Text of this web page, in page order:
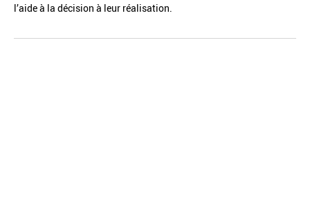
Réinitialiser Fermer la recherche avancée
l’aide à la décision à leur réalisation.